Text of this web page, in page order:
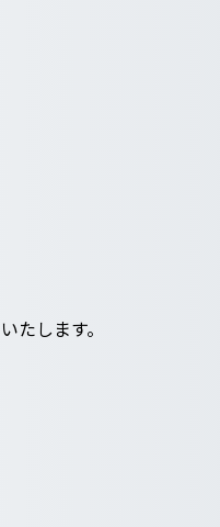
たします。